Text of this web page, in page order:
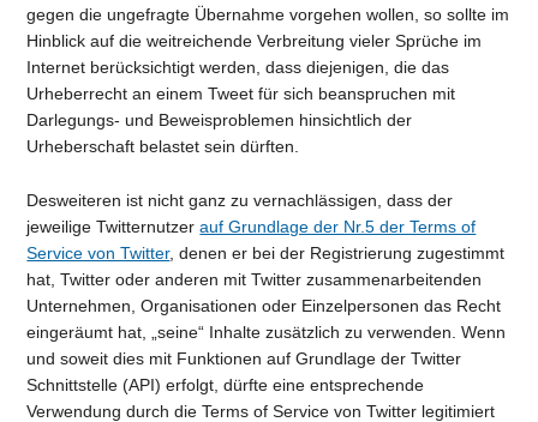
gegen die ungefragte Übernahme vorgehen wollen, so sollte im
Hinblick auf die weitreichende Verbreitung vieler Sprüche im
Internet berücksichtigt werden, dass diejenigen, die das
Urheberrecht an einem Tweet für sich beanspruchen mit
Darlegungs- und Beweisproblemen hinsichtlich der
Urheberschaft belastet sein dürften.
Desweiteren ist nicht ganz zu vernachlässigen, dass der
jeweilige Twitternutzerauf Grundlage der Nr.5 der Terms of
Service von Twitter, denen er bei der Registrierung zugestimmt
hat, Twitter oder anderen mit Twitter zusammenarbeitenden
Unternehmen, Organisationen oder Einzelpersonen das Recht
eingeräumt hat, „seine“ Inhalte zusätzlich zu verwenden. Wenn
und soweit dies mit Funktionen auf Grundlage der Twitter
Schnittstelle (API) erfolgt, dürfte eine entsprechende
Verwendung durch die Terms of Service von Twitter legitimiert